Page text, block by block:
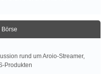
rund um Aroio-Streamer,
Produkten